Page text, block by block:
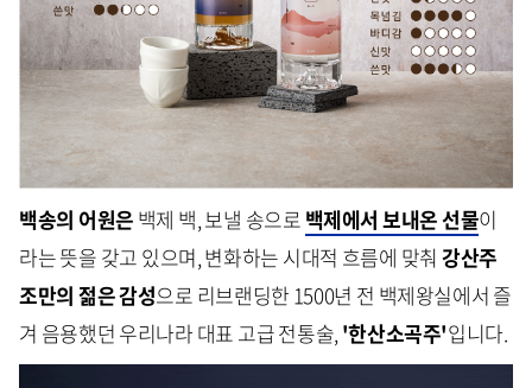
백송의 어원은 백제 백, 보낼 송으로 백제에서 보내온 선물이
라는 뜻을 갖고 있으며, 변화하는 시대적 흐름에 맞춰강산주
조만의 젊은 감성으로 리브랜딩한 1500년 전 백제왕실에서 즐
겨 음용했던 우리나라 대표 고급 전통술, '한산소곡주'입니다.